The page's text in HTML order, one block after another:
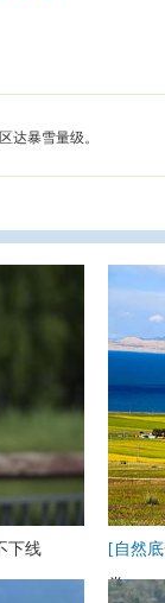
达暴雪量级。
下线
[自然
卷